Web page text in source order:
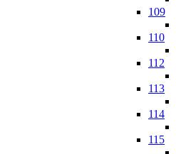
109
110
112
113
114
115